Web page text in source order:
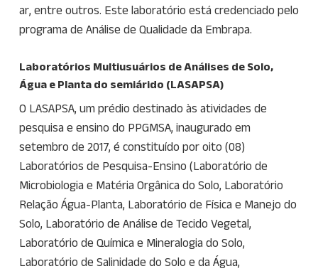
ar, entre outros. Este laboratório está credenciado pelo
programa de Análise de Qualidade da Embrapa.
Laboratórios Multiusuários de Análises de Solo,
Água e Planta do semiárido (LASAPSA)
O LASAPSA, um prédio destinado às atividades de
pesquisa e ensino do PPGMSA, inaugurado em
setembro de 2017, é constituído por oito (08)
Laboratórios de Pesquisa-Ensino (Laboratório de
Microbiologia e Matéria Orgânica do Solo, Laboratório
Relação Água-Planta, Laboratório de Física e Manejo do
Solo, Laboratório de Análise de Tecido Vegetal,
Laboratório de Química e Mineralogia do Solo,
Laboratório de Salinidade do Solo e da Água,